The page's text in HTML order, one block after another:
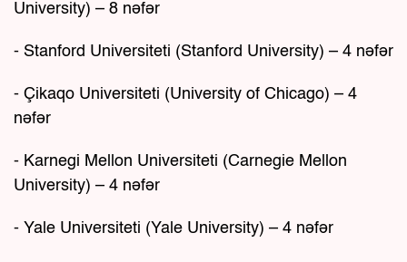
University) – 8 nəfər
- Stanford Universiteti (Stanford University) – 4 nəfər
- Çikaqo Universiteti (University of Chicago) – 4
nəfər
- Karnegi Mellon Universiteti (Carnegie Mellon
University) – 4 nəfər
- Yale Universiteti (Yale University) – 4 nəfər